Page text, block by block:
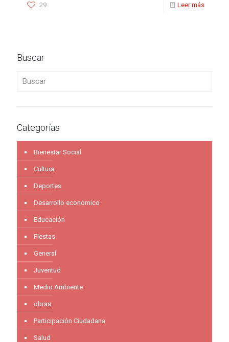
29 Leer más
Buscar
Categorías
Bienestar Social
Cultura
Deportes
Desarrollo económico
Educación
Fiestas
General
Juventud
Medio Ambiente
obras
Participación Ciudadana
Salud